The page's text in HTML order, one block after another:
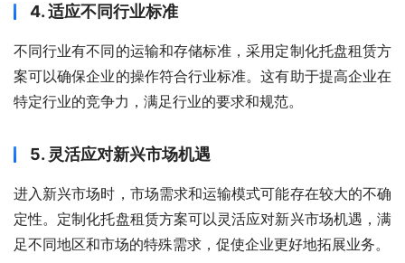
4. 适应不同行业标准
不同行业有不同的运输和存储标准，采用定制化托盘租赁方
案可以确保企业的操作符合行业标准。这有助于提高企业在
特定行业的竞争力，满足行业的要求和规范。
5. 灵活应对新兴市场机遇
进入新兴市场时，市场需求和运输模式可能存在较大的不确
定性。定制化托盘租赁方案可以灵活应对新兴市场机遇，满
足不同地区和市场的特殊需求，促使企业更好地拓展业务。